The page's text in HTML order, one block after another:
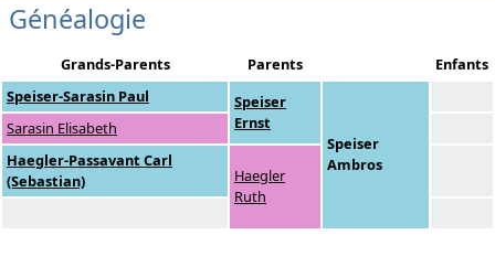
Généalogie
Grands-Parents Parents
Enfants
Speiser-Sarasin Paul
Speiser
Ernst
Speiser
Ambros
Sarasin Elisabeth
Haegler-Passavant Carl
(Sebastian)
Haegler
Ruth